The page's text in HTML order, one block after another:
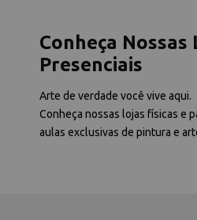
Conheça Nossas
Presenciais
Arte de verdade você vive aqui.
Conheça nossas lojas físicas e
aulas exclusivas de pintura e